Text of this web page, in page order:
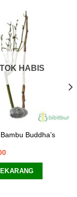
HABIS
Buddha’s